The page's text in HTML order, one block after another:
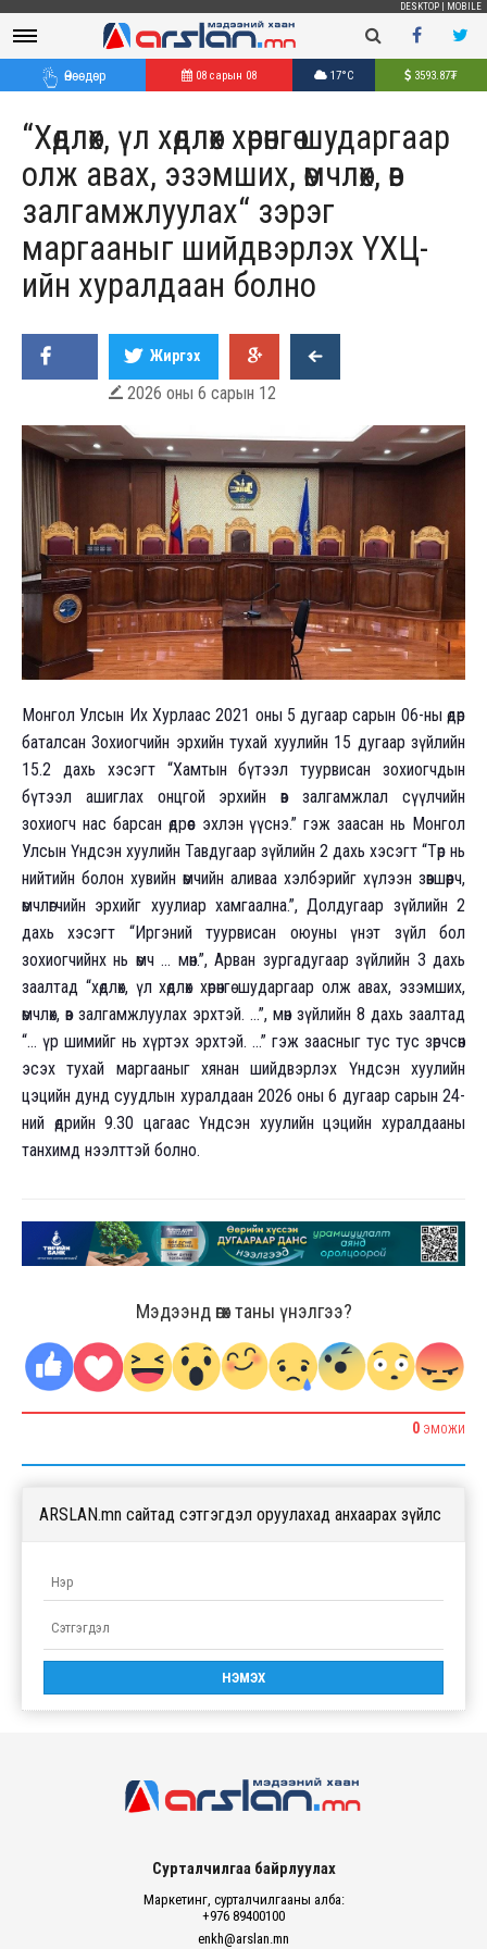
DESKTOP MOBILE
Өнөөдөр 08 сарын 08 17°C 3593.87₮
“Хөдлөх, үл хөдлөх хөрөнгө шударгаар
олж авах, эзэмших, өмчлөх, өв
залгамжлуулах“ зэрэг
маргааныг шийдвэрлэх ҮХЦ-
ийн хуралдаан болно
Жиргэх
 2026 оны 6 сарын 12
Монгол Улсын Их Хурлаас 2021 оны 5 дугаар сарын 06-ны өдөр
баталсан Зохиогчийн эрхийн тухай хуулийн 15 дугаар зүйлийн
15.2 дахь хэсэгт “Хамтын бүтээл туурвисан зохиогчдын
бүтээл ашиглах онцгой эрхийн өв залгамжлал сүүлчийн
зохиогч нас барсан өдрөөс эхлэн үүснэ.” гэж заасан нь Монгол
Улсын Үндсэн хуулийн Тавдугаар зүйлийн 2 дахь хэсэгт “Төр нь
нийтийн болон хувийн өмчийн аливаа хэлбэрийг хүлээн зөвшөөрч,
өмчлөгчийн эрхийг хуулиар хамгаална.”, Долдугаар зүйлийн 2
дахь хэсэгт “Иргэний туурвисан оюуны үнэт зүйл бол
зохиогчийнх нь өмч … мөн.”, Арван зургадугаар зүйлийн 3 дахь
заалтад “хөдлөх, үл хөдлөх хөрөнгө шударгаар олж авах, эзэмших,
өмчлөх, өв залгамжлуулах эрхтэй. …”, мөн зүйлийн 8 дахь заалтад
“… үр шимийг нь хүртэх эрхтэй. …” гэж заасныг тус тус зөрчсөн
эсэх тухай маргааныг хянан шийдвэрлэх Үндсэн хуулийн
цэцийн дунд суудлын хуралдаан 2026 оны 6 дугаар сарын 24-
ний өдрийн 9.30 цагаас Үндсэн хуулийн цэцийн хуралдааны
танхимд нээлттэй болно.
Мэдээнд өгөх таны үнэлгээ?
0 ЭМОЖИ
ARSLAN.mn сайтад сэтгэгдэл оруулахад анхаарах зүйлс
Сурталчилгаа байрлуулах
Маркетинг, сурталчилгааны алба:
+976 89400100
enkh@arslan.mn